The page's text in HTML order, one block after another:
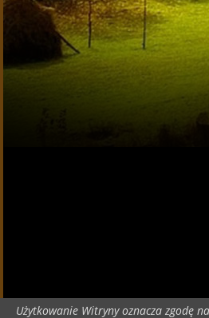
Użytkowanie Witryny oznacza zgodę